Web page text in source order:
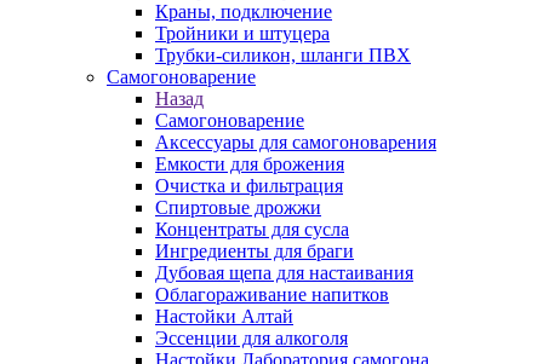
Краны, подключение
Тройники и штуцера
Трубки-силикон, шланги ПВХ
Самогоноварение
Назад
Самогоноварение
Аксессуары для самогоноварения
Емкости для брожения
Очистка и фильтрация
Спиртовые дрожжи
Концентраты для сусла
Ингредиенты для браги
Дубовая щепа для настаивания
Облагораживание напитков
Настойки Алтай
Эссенции для алкоголя
Настойки Лаборатория самогона